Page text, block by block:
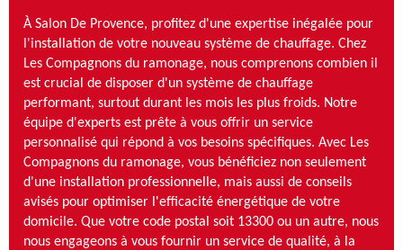
À Salon De Provence, profitez d'une expertise inégalée pour
l'installation de votre nouveau système de chauffage. Chez
Les Compagnons du ramonage, nous comprenons combien il
est crucial de disposer d'un système de chauffage
performant, surtout durant les mois les plus froids. Notre
équipe d'experts est prête à vous offrir un service
personnalisé qui répond à vos besoins spécifiques. Avec Les
Compagnons du ramonage, vous bénéficiez non seulement
d'une installation professionnelle, mais aussi de conseils
avisés pour optimiser l'efficacité énergétique de votre
domicile. Que votre code postal soit 13300 ou un autre, nous
nous engageons à vous fournir un service de qualité, à la